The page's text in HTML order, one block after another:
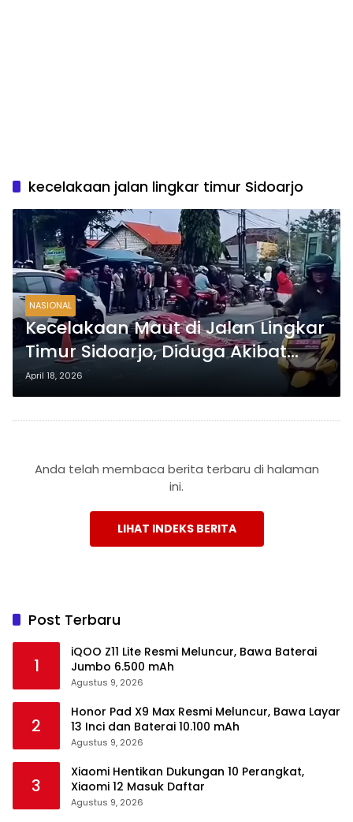
kecelakaan jalan lingkar timur Sidoarjo
NASIONAL
Kecelakaan Maut di Jalan Lingkar
Timur Sidoarjo, Diduga Akibat
Hindari Jalan Berlubang
April 18, 2026
Anda telah membaca berita terbaru di halaman
ini.
LIHAT INDEKS BERITA
Post Terbaru
1
iQOO Z11 Lite Resmi Meluncur, Bawa Baterai
Jumbo 6.500 mAh
Agustus 9, 2026
2
Honor Pad X9 Max Resmi Meluncur, Bawa Layar
13 Inci dan Baterai 10.100 mAh
Agustus 9, 2026
3
Xiaomi Hentikan Dukungan 10 Perangkat,
Xiaomi 12 Masuk Daftar
Agustus 9, 2026